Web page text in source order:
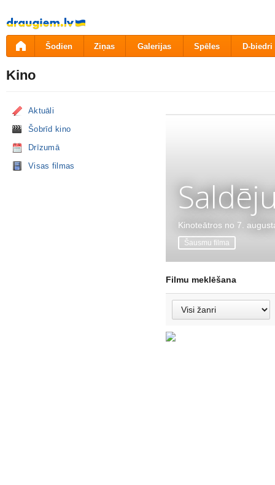
Pāriet
uz
saturu
Šodien Ziņas Galerijas Spēles D-biedri
Kino
Aktuāli
Šobrīd kino
Drīzumā
Visas filmas
Kinoteātros no 7.
Šausmu filma
Filmu meklēšana